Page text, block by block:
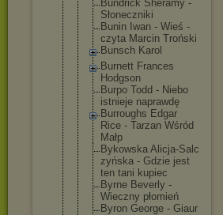
Bundrick Sheramy -
Słoneczniki
Bunin Iwan - Wieś -
czyta Marcin Troński
Bunsch Karol
Burnett Frances
Hodgson
Burpo Todd - Niebo
istnieje naprawdę
Burroughs Edgar
Rice - Tarzan Wśród
Małp
Bykowska Alicja-Salc
zyńska - Gdzie jest
ten tani kupiec
Byrne Beverly -
Wieczny płomień
Byron George - Giaur